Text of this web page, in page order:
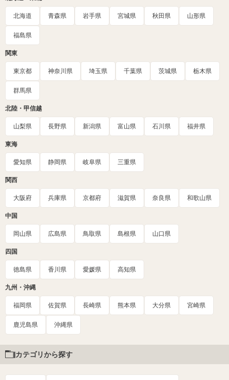
北海道 青森県 岩手県 宮城県 秋田県 山形県
福島県
関東
東京都 神奈川県 埼玉県 千葉県 茨城県 栃木県
群馬県
北陸・甲信越
山梨県 長野県 新潟県 富山県 石川県 福井県
東海
愛知県 静岡県 岐阜県 三重県
関西
大阪府 兵庫県 京都府 滋賀県 奈良県 和歌山県
中国
岡山県 広島県 鳥取県 島根県 山口県
四国
徳島県 香川県 愛媛県 高知県
九州・沖縄
福岡県 佐賀県 長崎県 熊本県 大分県 宮崎県
鹿児島県 沖縄県
カテゴリから探す